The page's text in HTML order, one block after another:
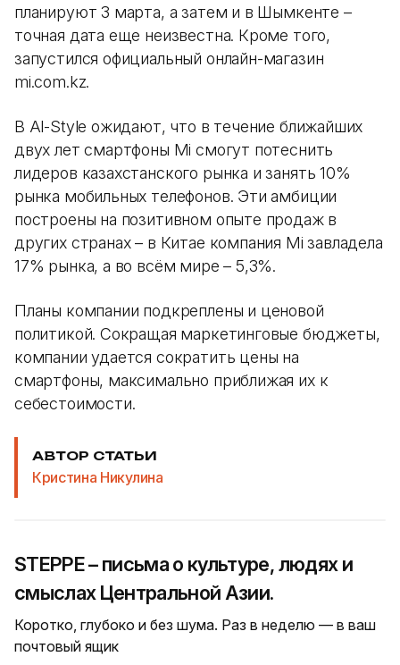
планируют 3 марта, а затем и в Шымкенте –
точная дата еще неизвестна. Кроме того,
запустился официальный онлайн-магазин
mi.com.kz.
В Al-Style ожидают, что в течение ближайших
двух лет смартфоны Mi смогут потеснить
лидеров казахстанского рынка и занять 10%
рынка мобильных телефонов. Эти амбиции
построены на позитивном опыте продаж в
других странах – в Китае компания Mi завладела
17% рынка, а во всём мире – 5,3%.
Планы компании подкреплены и ценовой
политикой. Сокращая маркетинговые бюджеты,
компании удается сократить цены на
смартфоны, максимально приближая их к
себестоимости.
АВТОР СТАТЬИ
Кристина Никулина
STEPPE – письма о культуре, людях и
смыслах Центральной Азии.
Коротко, глубоко и без шума. Раз в неделю — в ваш
почтовый ящик